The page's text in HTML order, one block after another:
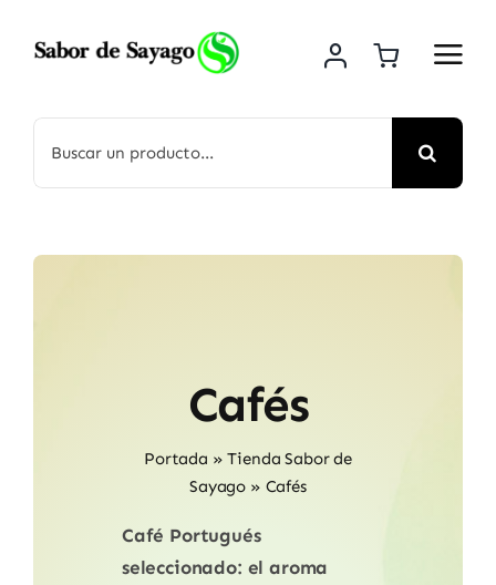
Cafés
Portada »Tienda Sabor de
Sayago » Cafés
Café Portugués
seleccionado: el aroma